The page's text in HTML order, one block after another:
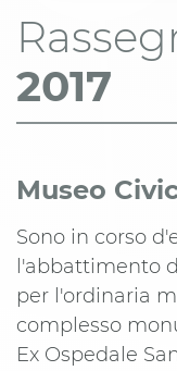
2017
Museo
Sono in corso
l'abbattimento
per l'ordinaria
complesso
Ex Ospedale